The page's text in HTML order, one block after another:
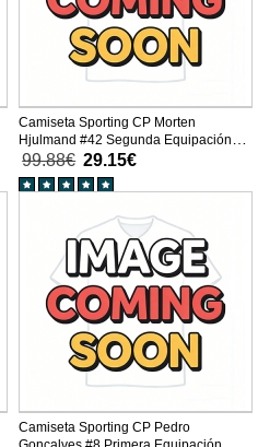
Camiseta Sporting CP Morten
Hjulmand #42 Segunda Equipación
Replica 2025-26 mangas cortas
99.88€ 29.15€
Camiseta Sporting CP Pedro